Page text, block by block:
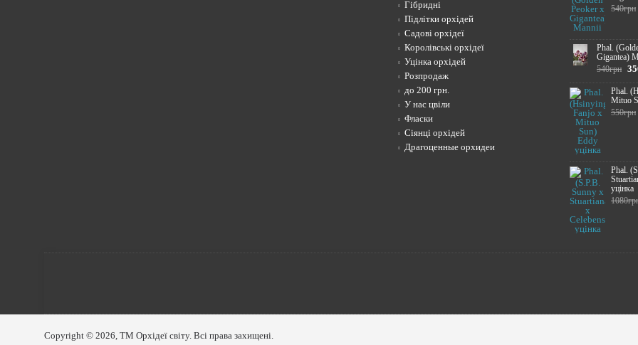
Гібридні
Підлітки орхідей
Садові орхідеї
Королівські орхідеї
Уцінка орхідей
Розпродаж
до 200 грн.
У нас цвіли
Фласки
Сіянці орхідей
Драгоценные орхидеи
540грн
Phal.
Gigantea)
540грн
Phal.
Mituo
550грн
Phal.
уцінка
Copyright © 2026, ТМ Орхідеї світу. Всі права захищені.